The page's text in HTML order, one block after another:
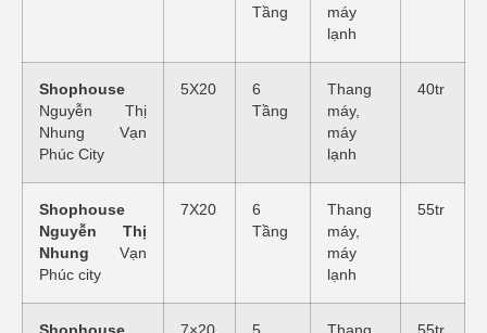
Tầng
máy
lạnh
Shophouse
Nguyễn Thị
Nhung Vạn
Phúc City
5X20
6
Tầng
Thang
máy,
máy
lạnh
40tr
Shophouse
Nguyễn Thị
Nhung Vạn
Phúc city
7X20
6
Tầng
Thang
máy,
máy
lạnh
55tr